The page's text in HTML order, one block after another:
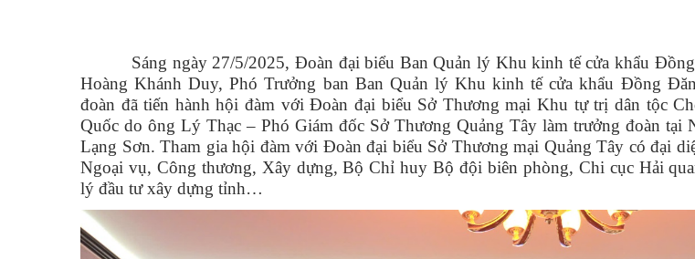
Sáng ngày 27/5/2025, Đoàn đại biểu Ban Quản lý Khu kinh tế cửa khẩu Đồng
Hoàng Khánh Duy, Phó Trưởng ban Ban Quản lý Khu kinh tế cửa khẩu Đồng
đoàn đã tiến hành hội đàm với Đoàn đại biểu Sở Thương mại Khu tự trị dân tộc
Quốc do ông Lý Thạc – Phó Giám đốc Sở Thương Quảng Tây làm trưởng đoàn tại
Lạng Sơn. Tham gia hội đàm với Đoàn đại biểu Sở Thương mại Quảng Tây có đại
Ngoại vụ, Công thương, Xây dựng, Bộ Chỉ huy Bộ đội biên phòng, Chi cục Hải
lý đầu tư xây dựng tỉnh…